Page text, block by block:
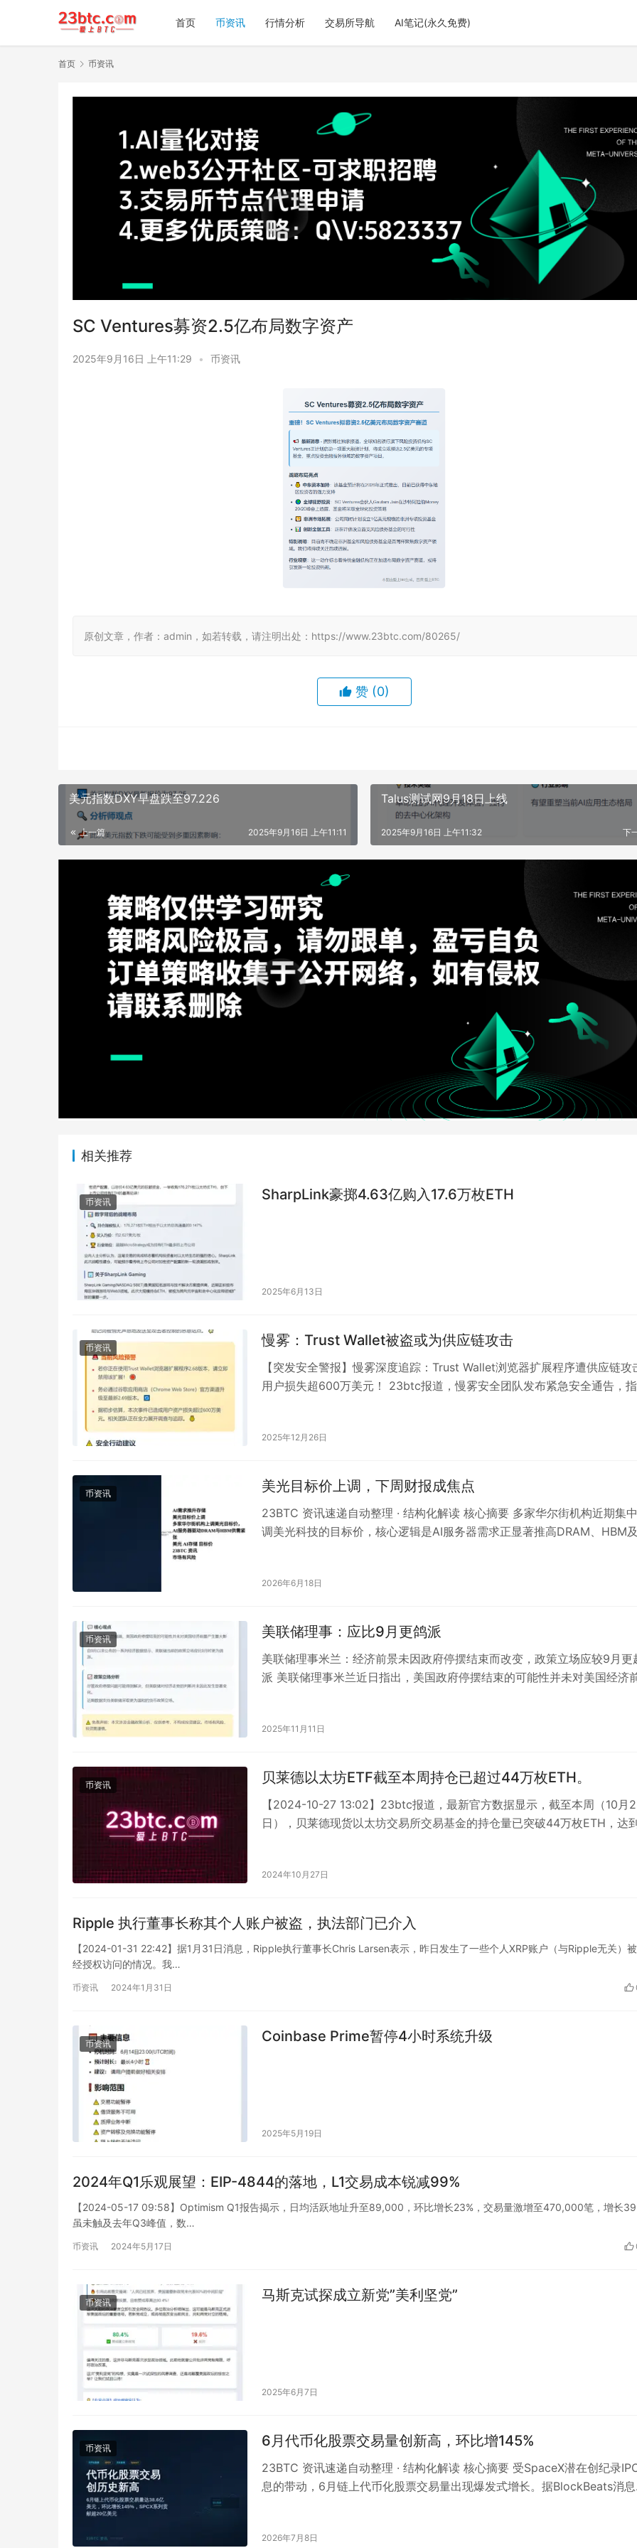
首页 币资讯 行情分析 交易所导航 AI笔记(永久免费)
首页 币资讯
SC Ventures募资2.5亿布局数字资产
2025年9月16日 上午11:29 • 币资讯
原创文章，作者：admin，如若转载，请注明出处：https://www.23btc.com/80265/
赞 (0)
美元指数DXY早盘跌至97.226
上一篇 2025年9月16日 上午11:11
Talus测试网9月18日上线
下
2025年9月16日 上午11:32
相关推荐
币资讯 SharpLink豪掷4.63亿购入17.6万枚ETH
2025年6月13日
币资讯 慢雾：Trust Wallet被盗或为供应链攻击
【突发安全警报】慢雾深度追踪：Trust Wallet浏览器扩展程序遭供应链攻
用户损失超600万美元！ 23btc报道，慢雾安全团队发布紧急安全通告，
2025年12月26日
币资讯 美光目标价上调，下周财报成焦点
23BTC 资讯速递自动整理 · 结构化解读 核心摘要 多家华尔街机构近期集
调美光科技的目标价，核心逻辑是AI服务器需求正显著推高DRAM、HBM
2026年6月18日
币资讯 美联储理事：应比9月更鸽派
美联储理事米兰：经济前景未因政府停摆结束而改变，政策立场应较9月更
派 美联储理事米兰近日指出，美国政府停摆结束的可能性并未对美国经济
2025年11月11日
币资讯 贝莱德以太坊ETF截至本周持仓已超过44万枚ETH。
【2024-10-27 13:02】23btc报道，最新官方数据显示，截至本周（10月
日），贝莱德现货以太坊交易所交易基金的持仓量已突破44万枚ETH，达
2024年10月27日
Ripple 执行董事长称其个人账户被盗，执法部门已介入
【2024-01-31 22:42】据1月31日消息，Ripple执行董事长Chris Larsen表示，昨日发生了一些个人XRP账户（与Ripple无关）
经授权访问的情况。我…
币资讯 2024年1月31日
币资讯 Coinbase Prime暂停4小时系统升级
2025年5月19日
2024年Q1乐观展望：EIP-4844的落地，L1交易成本锐减99%
【2024-05-17 09:58】Optimism Q1报告揭示，日均活跃地址升至89,000，环比增长23%，交易量激增至470,000笔，增长
虽未触及去年Q3峰值，数…
币资讯 2024年5月17日
币资讯 马斯克试探成立新党”美利坚党”
2025年6月7日
币资讯 6月代币化股票交易量创新高，环比增145%
23BTC 资讯速递自动整理 · 结构化解读 核心摘要 受SpaceX潜在创纪录
息的带动，6月链上代币化股票交易量出现爆发式增长。据BlockBeats消
2026年7月8日